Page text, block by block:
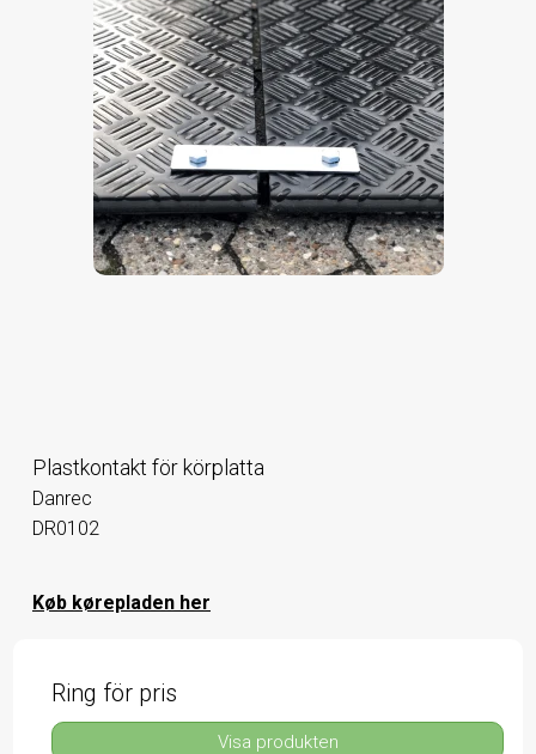
Plastkontakt för körplatta
Danrec
DR0102
Køb kørepladen her
Ring för pris
Visa produkten